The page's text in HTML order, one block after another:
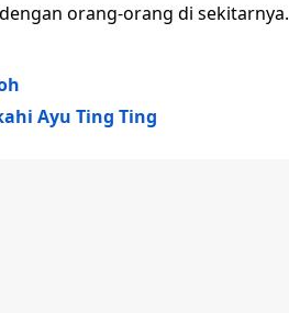
orang-orang di sekitarnya.
Ayu Ting Ting